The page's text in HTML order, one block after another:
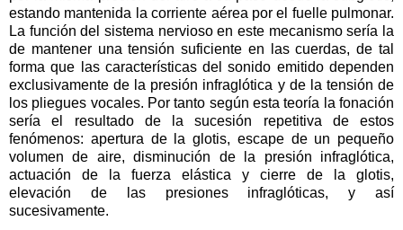
estando mantenida la corriente aérea por el fuelle pulmonar.
La función del sistema nervioso en este mecanismo sería la
de mantener una tensión suficiente en las cuerdas, de tal
forma que las características del sonido emitido dependen
exclusivamente de la presión infraglótica y de la tensión de
los pliegues vocales. Por tanto según esta teoría la fonación
sería el resultado de la sucesión repetitiva de estos
fenómenos: apertura de la glotis, escape de un pequeño
volumen de aire, disminución de la presión infraglótica,
actuación de la fuerza elástica y cierre de la glotis,
elevación de las presiones infraglóticas, y así
sucesivamente.